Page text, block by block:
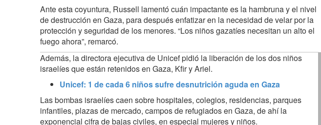
Ante esta coyuntura, Russell lamentó cuán impactante es la hambruna y el nivel
de destrucción en Gaza, para después enfatizar en la necesidad de velar por la
protección y seguridad de los menores. “Los niños gazatíes necesitan un alto el
fuego ahora”, remarcó.
Además, la directora ejecutiva de Unicef pidió la liberación de los dos niños
israelíes que están retenidos en Gaza, Kfir y Ariel.
Unicef: 1 de cada 6 niños sufre desnutrición aguda en Gaza
Las bombas israelíes caen sobre hospitales, colegios, residencias, parques
infantiles, plazas de mercado, campos de refugiados en Gaza, de ahí la
exponencial cifra de bajas civiles, en especial mujeres y niños.